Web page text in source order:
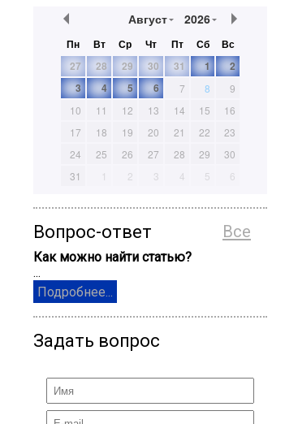
Август 2026
Пн Вт Ср Чт Пт Сб
Вс
27
28 29 30 31 1
2
3
4 5 6 7 8
9
10
11 12 13 14 15
16
17
18 19 20 21 22
23
24
25 26 27 28 29
30
31
1 2 3 4 5 6
Все
Вопрос-ответ
Как можно найти статью?
...
Подробнее...
Задать вопрос